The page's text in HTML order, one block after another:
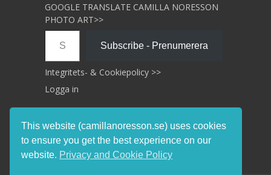
GOOGLE TRANSLATE CAMILLA NORESSON
PHOTO ART>>
Skriv din e-post …
Subscribe - Prenumerera
Integritets- & Cookiepolicy >>
Logga in
This website (camillanoresson.se) uses cookies
to ensure you get the best experience on our
website. Privacy and Cookie Policy